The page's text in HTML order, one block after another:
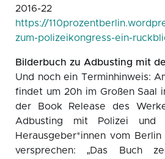
2016-22
https://
zum-polizeikongress-ein-
Bilderbuch zu Adbusting mit
Und noch ein Terminhinweis:
findet um 20h im Großen Saal
der Book Release des
Adbusting mit Polizei und
Herausgeber*innen vom
versprechen: „Das Buch